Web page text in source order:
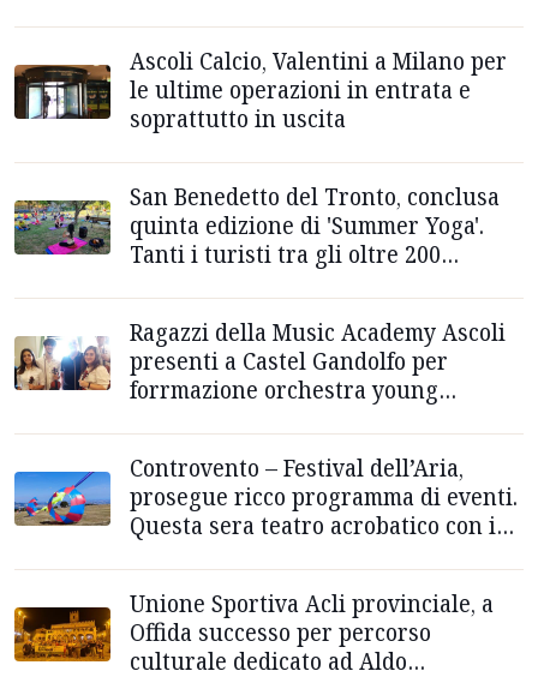
Ascoli Calcio, Valentini a Milano per
le ultime operazioni in entrata e
soprattutto in uscita
San Benedetto del Tronto, conclusa
quinta edizione di 'Summer Yoga'.
Tanti i turisti tra gli oltre 200
Ragazzi della Music Academy Ascoli
presenti a Castel Gandolfo per
forrmazione orchestra young
Controvento – Festival dell’Aria,
prosegue ricco programma di eventi.
Questa sera teatro acrobatico con i
Unione Sportiva Acli provinciale, a
Offida successo per percorso
culturale dedicato ad Aldo